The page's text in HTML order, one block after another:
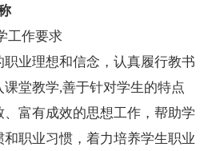
工作要求
职业理想和信念，认真履行教书
课堂教学,善于针对学生的特点
富有成效的思想工作，帮助学
职业习惯，着力培养学生职业